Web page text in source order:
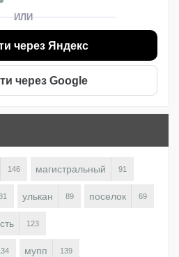
ИЛИ
через Яндекс
через Google
146 магистральный 91
улькан 89 поселок 69
123
мупп 139